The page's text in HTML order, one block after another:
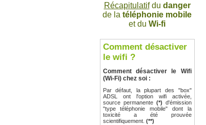
Récapitulatifdu danger
de la téléphonie mobile
et du Wi-fi
Comment désactiver
le wifi ?
Comment désactiver le Wifi
(Wi-Fi) chez soi :
Par défaut, la plupart des "box"
ADSL ont l'option wifi activée,
source permanente (*) d'émission
"type téléphonie mobile" dont la
toxicité a été prouvée
scientifiquement. (**)